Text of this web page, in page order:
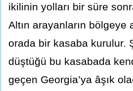
ikilinin yolları bir süre
Altın arayanların bölgeye
orada bir kasaba kurulur.
düştüğü bu kasabada
geçen Georgia’ya âşık